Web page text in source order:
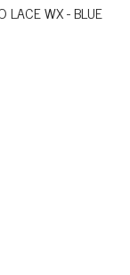
LACE WX - BLUE